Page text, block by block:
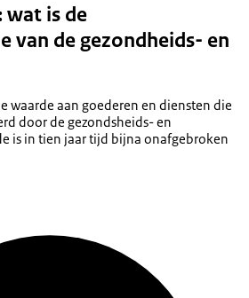
wat is de
van de gezondheids- en
waarde aan goederen en diensten die
door de gezondsheids- en
is in tien jaar tijd bijna onafgebroken